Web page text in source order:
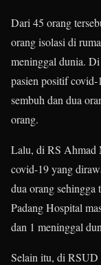
Dari 45 orang
orang isolasi di
meninggal dunia.
pasien positif
sembuh dan dua
orang.
Lalu, di RS Ahmad
covid-19 yang
dua orang
Padang Hospital
dan 1 meninggal
Selain itu, di RSUD